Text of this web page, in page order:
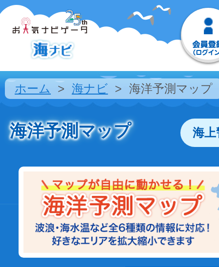
ホーム 海ナビ 海洋予測マップ
海洋予測マップ 海